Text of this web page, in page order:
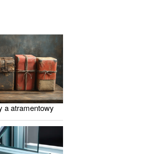
a atramentowy